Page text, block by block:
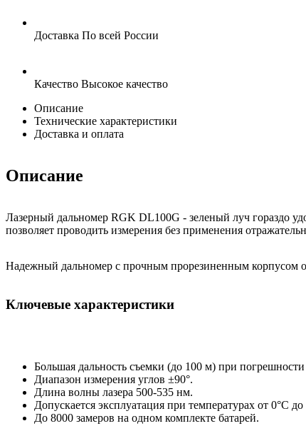
Доставка По всей России
Качество Высокое качество
Описание
Технические характеристики
Доставка и оплата
Описание
Лазерный дальномер RGK DL100G - зеленый луч гораздо
позволяет проводить измерения без применения
Надежный дальномер с прочным прорезиненным корпусом
Ключевые характеристики
Большая дальность съемки (до 100 м) при
Диапазон измерения углов ±90°.
Длина волны лазера 500-535 нм.
Допускается эксплуатация при температурах от 0°C до
До 8000 замеров на одном комплекте батарей.